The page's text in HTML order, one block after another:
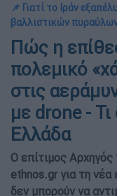
📌 Γιατί το Ιράν
βαλλιστικών
Πώς η
πολεμικό
στις
με drone - Τι
Ελλάδα
Ο επίτιμος
ethnos.gr για τη νέα
δεν μπορούν να